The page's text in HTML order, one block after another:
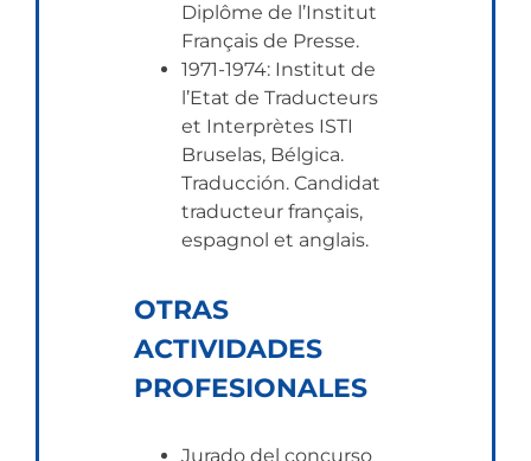
Diplôme de l’Institut
Français de Presse.
1971-1974: Institut de
l’Etat de Traducteurs
et Interprètes ISTI
Bruselas, Bélgica.
Traducción. Candidat
traducteur français,
espagnol et anglais.
OTRAS
ACTIVIDADES
PROFESIONALES
Jurado del concurso